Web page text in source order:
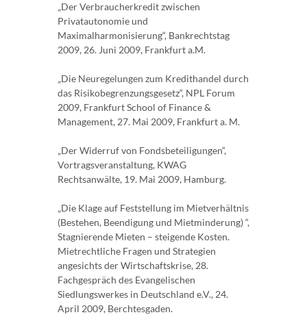
„Der Verbraucherkredit zwischen
Privatautonomie und
Maximalharmonisierung“, Bankrechtstag
2009, 26. Juni 2009, Frankfurt a.M.
„Die Neuregelungen zum Kredithandel durch
das Risikobegrenzungsgesetz“, NPL Forum
2009, Frankfurt School of Finance &
Management, 27. Mai 2009, Frankfurt a. M.
„Der Widerruf von Fondsbeteiligungen“,
Vortragsveranstaltung, KWAG
Rechtsanwälte, 19. Mai 2009, Hamburg.
„Die Klage auf Feststellung im Mietverhältnis
(Bestehen, Beendigung und Mietminderung) “,
Stagnierende Mieten – steigende Kosten.
Mietrechtliche Fragen und Strategien
angesichts der Wirtschaftskrise, 28.
Fachgespräch des Evangelischen
Siedlungswerkes in Deutschland e.V., 24.
April 2009, Berchtesgaden.